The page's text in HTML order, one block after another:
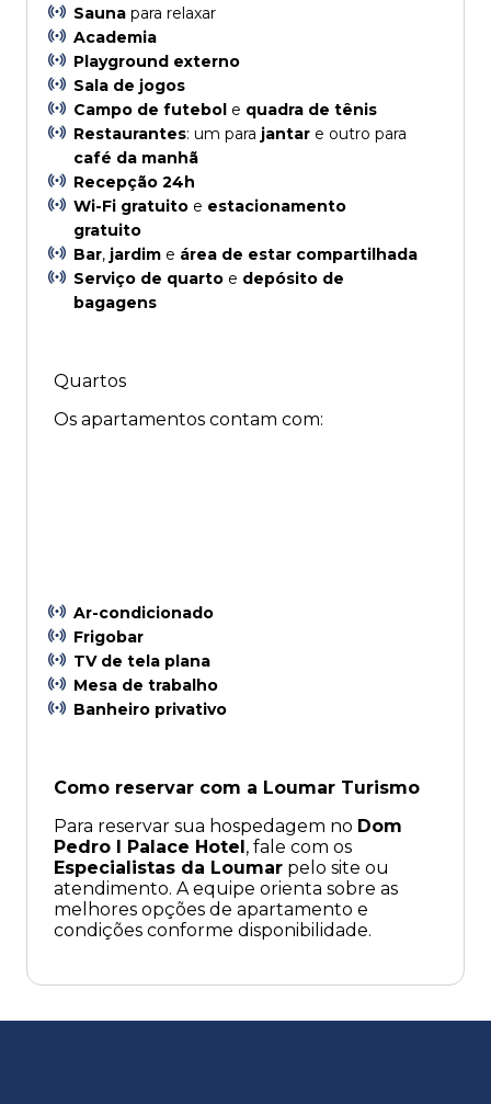
Sauna para relaxar
Academia
Playground externo
Sala de jogos
Campo de futebol e quadra de tênis
Restaurantes: um para jantar e outro para
café da manhã
Recepção 24h
Wi-Fi gratuito e estacionamento
gratuito
Bar, jardim e área de estar compartilhada
Serviço de quarto e depósito de
bagagens
Quartos
Os apartamentos contam com:
Ar-condicionado
Frigobar
TV de tela plana
Mesa de trabalho
Banheiro privativo
Como reservar com a Loumar Turismo
Para reservar sua hospedagem no Dom
Pedro I Palace Hotel, fale com os
Especialistas da Loumar pelo site ou
atendimento. A equipe orienta sobre as
melhores opções de apartamento e
condições conforme disponibilidade.